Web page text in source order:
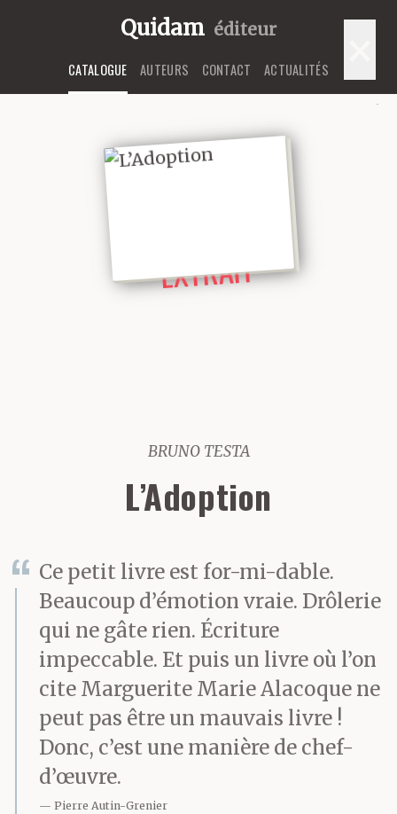
Quidam éditeur
CATALOGUE AUTEURS CONTACT ACTUALITÉS
EXTRAIT
BRUNO TESTA
L’Adoption
Ce petit livre est for-mi-dable.
Beaucoup d’émotion vraie. Drôlerie
qui ne gâte rien. Écriture
impeccable. Et puis un livre où l’on
cite Marguerite Marie Alacoque ne
peut pas être un mauvais livre !
Donc, c’est une manière de chef-
d’œuvre.
Pierre Autin-Grenier